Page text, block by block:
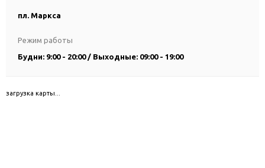
пл. Маркса
Режим работы
Будни: 9:00 - 20:00 / Выходные: 09:00 - 19:00
загрузка карты...